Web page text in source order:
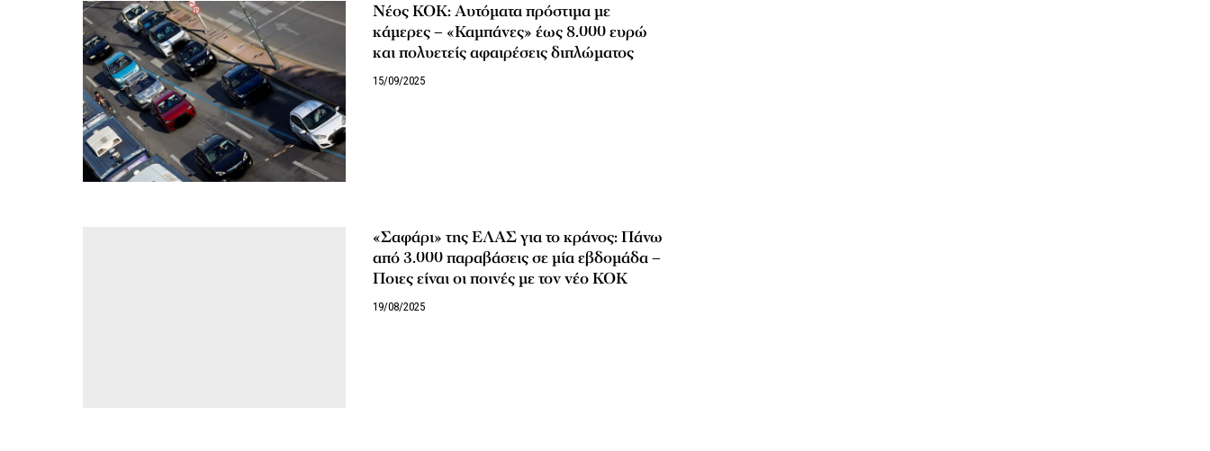
Νέος ΚΟΚ: Αυτόματα πρόστιμα με
κάμερες – «Καμπάνες» έως 8.000 ευρώ
και πολυετείς αφαιρέσεις διπλώματος
15/09/2025
«Σαφάρι» της ΕΛΑΣ για το κράνος: Πάνω
από 3.000 παραβάσεις σε μία εβδομάδα –
Ποιες είναι οι ποινές με τον νέο ΚΟΚ
19/08/2025